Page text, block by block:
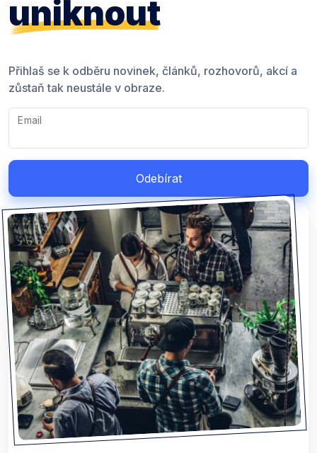
uniknout
Přihlaš se k odběru novinek, článků, rozhovorů, akcí a
zůstaň tak neustále v obraze.
Email